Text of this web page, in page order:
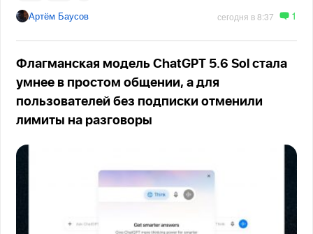
Артём Баусов сегодня в 8:37 1
Флагманская модель ChatGPT 5.6 Sol стала
умнее в простом общении, а для
пользователей без подписки отменили
лимиты на разговоры